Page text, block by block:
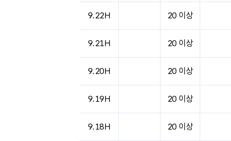
9.22H 20 이상
9.21H 20 이상
9.20H 20 이상
9.19H 20 이상
9.18H 20 이상